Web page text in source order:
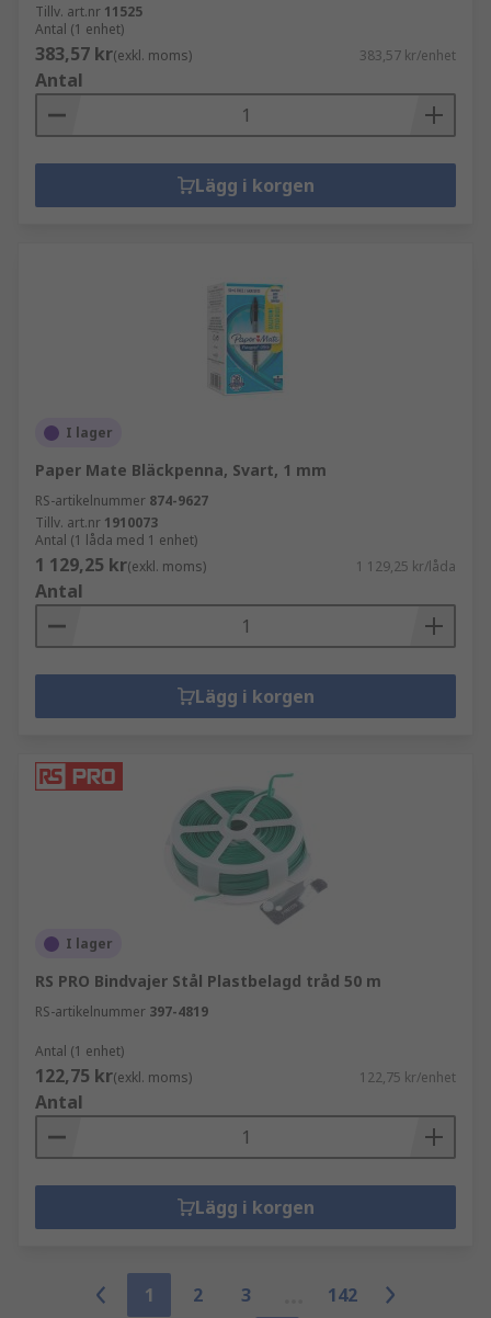
Tillv. art.nr 11525
Antal (1 enhet)
383,57 kr(exkl. moms) 383,57 kr/enhet
Antal
Lägg i korgen
I lager
Paper Mate Bläckpenna, Svart, 1 mm
RS-artikelnummer 874-9627
Tillv. art.nr 1910073
Antal (1 låda med 1 enhet)
1 129,25 kr(exkl. moms) 1 129,25 kr/låda
Antal
Lägg i korgen
I lager
RS PRO Bindvajer Stål Plastbelagd tråd 50 m
RS-artikelnummer 397-4819
Antal (1 enhet)
122,75 kr(exkl. moms) 122,75 kr/enhet
Antal
Lägg i korgen
1 2 3
142